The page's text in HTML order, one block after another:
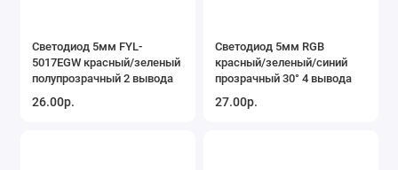
Светодиод 5мм FYL-
5017EGW красный/зеленый
полупрозрачный 2 вывода
26.00р.
Светодиод 5мм RGB
красный/зеленый/синий
прозрачный 30° 4 вывода
27.00р.